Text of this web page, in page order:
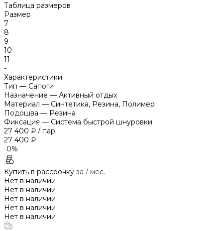
Таблица размеров
Размер
7
8
9
10
11
-
Характеристики
Тип — Сапоги
Назначение — Активный отдых
Материал — Синтетика, Резина, Полимер
Подошва — Резина
Фиксация — Система быстрой шнуровки
27 400 ₽ / пар
27 400 ₽
-0%
Купить в рассрочку за / мес.
Нет в наличии
Нет в наличии
Нет в наличии
Нет в наличии
Нет в наличии